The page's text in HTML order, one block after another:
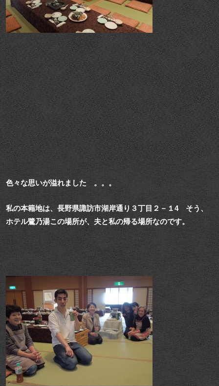
色々な思いが溢れました 。。。
私の本籍地は、長野県諏訪市湖岸通り３丁目２－１4 そう、
ホテル鷺乃湯この場所が、夫と私の帰る場所なのです。